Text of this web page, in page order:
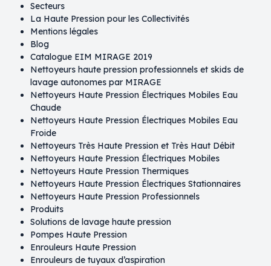
Secteurs
La Haute Pression pour les Collectivités​
Mentions légales
Blog
Catalogue EIM MIRAGE 2019
Nettoyeurs haute pression professionnels et skids de
lavage autonomes par MIRAGE​
Nettoyeurs Haute Pression Électriques Mobiles​ Eau
Chaude
Nettoyeurs Haute Pression Électriques Mobiles​ Eau
Froide
Nettoyeurs Très Haute Pression et Très Haut Débit
Nettoyeurs Haute Pression Électriques Mobiles
Nettoyeurs Haute Pression Thermiques
Nettoyeurs Haute Pression Électriques Stationnaires
Nettoyeurs Haute Pression Professionnels
Produits
Solutions de lavage haute pression
Pompes Haute Pression
Enrouleurs Haute Pression
Enrouleurs de tuyaux d’aspiration